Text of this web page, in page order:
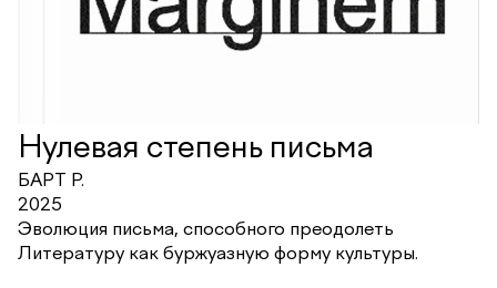
Нулевая степень письма
БАРТ Р.
2025
Эволюция письма, способного преодолеть
Литературу как буржуазную форму культуры.